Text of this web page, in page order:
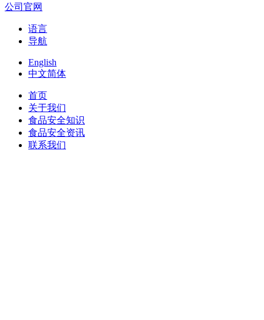
语言
导航
English
中文简体
首页
关于我们
食品安全知识
食品安全资讯
联系我们